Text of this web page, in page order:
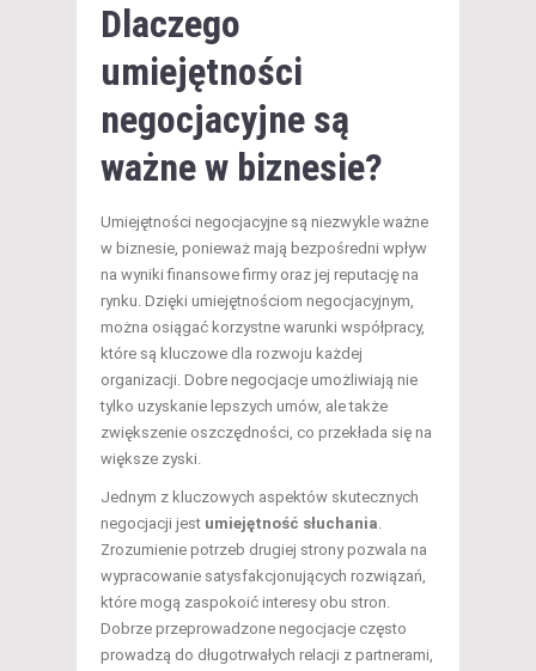
Dlaczego
umiejętności
negocjacyjne są
ważne w biznesie?
Umiejętności negocjacyjne są niezwykle ważne
w biznesie, ponieważ mają bezpośredni wpływ
na wyniki finansowe firmy oraz jej reputację na
rynku. Dzięki umiejętnościom negocjacyjnym,
można osiągać korzystne warunki współpracy,
które są kluczowe dla rozwoju każdej
organizacji. Dobre negocjacje umożliwiają nie
tylko uzyskanie lepszych umów, ale także
zwiększenie oszczędności, co przekłada się na
większe zyski.
Jednym z kluczowych aspektów skutecznych
negocjacji jest umiejętność słuchania.
Zrozumienie potrzeb drugiej strony pozwala na
wypracowanie satysfakcjonujących rozwiązań,
które mogą zaspokoić interesy obu stron.
Dobrze przeprowadzone negocjacje często
prowadzą do długotrwałych relacji z partnerami,